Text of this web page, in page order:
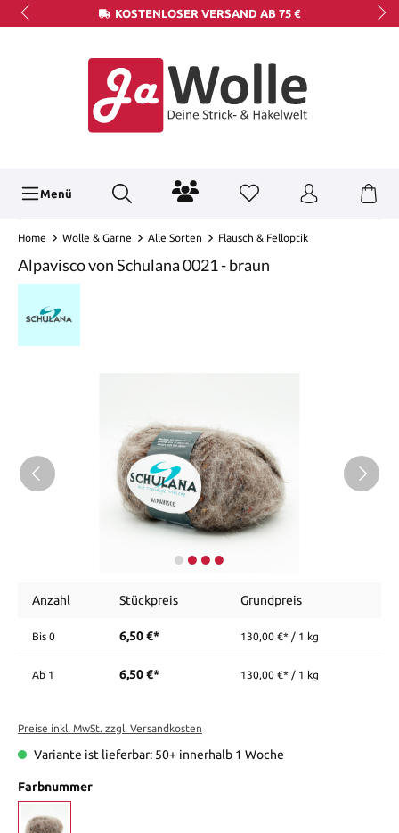
KOSTENLOSER VERSAND AB 75 €
Menü
Home Wolle & Garne Alle Sorten Flausch & Felloptik
Alpavisco von Schulana 0021 - braun
Anzahl Stückpreis Grundpreis
Bis 0 6,50 €* 130,00 €* / 1 kg
Ab 1 6,50 €* 130,00 €* / 1 kg
Preise inkl. MwSt. zzgl. Versandkosten
Variante ist lieferbar: 50+ innerhalb 1 Woche
Farbnummer